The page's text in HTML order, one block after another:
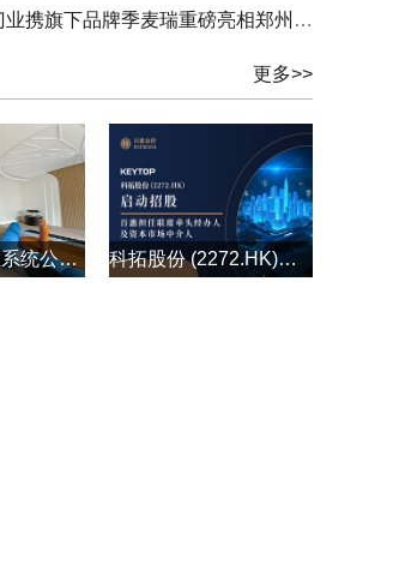
旗下品牌季麦瑞重磅亮相郑州建博会！
更多>>
2026豪宅五恒系统公司怎么选？别墅大平层全空气五恒系统原厂直供 科拓股份 (2272.HK)启动招股 百惠担任联席牵头经办人及资本市场中介人